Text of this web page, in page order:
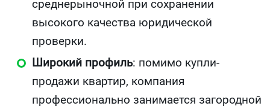
среднерыночной при сохранении
высокого качества юридической
проверки.
Широкий профиль: помимо купли-
продажи квартир, компания
профессионально занимается загородной